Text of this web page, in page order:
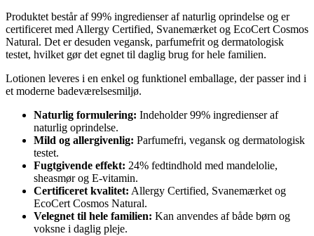
Produktet består af 99% ingredienser af naturlig oprindelse og er
certificeret med Allergy Certified, Svanemærket og EcoCert Cosmos
Natural. Det er desuden vegansk, parfumefrit og dermatologisk
testet, hvilket gør det egnet til daglig brug for hele familien.
Lotionen leveres i en enkel og funktionel emballage, der passer ind i
et moderne badeværelsesmiljø.
Naturlig formulering: Indeholder 99% ingredienser af
naturlig oprindelse.
Mild og allergivenlig: Parfumefri, vegansk og dermatologisk
testet.
Fugtgivende effekt: 24% fedtindhold med mandelolie,
sheasmør og E-vitamin.
Certificeret kvalitet: Allergy Certified, Svanemærket og
EcoCert Cosmos Natural.
Velegnet til hele familien: Kan anvendes af både børn og
voksne i daglig pleje.